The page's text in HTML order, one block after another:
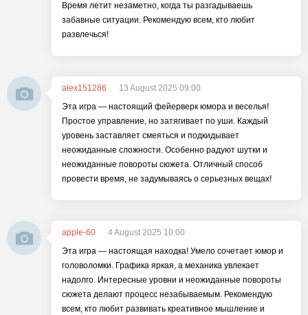
Время летит незаметно, когда ты разгадываешь
забавные ситуации. Рекомендую всем, кто любит
развлечься!
alex151286
13 August 2025 09:00
Эта игра — настоящий фейерверк юмора и веселья!
Простое управление, но затягивает по уши. Каждый
уровень заставляет смеяться и подкидывает
неожиданные сложности. Особенно радуют шутки и
неожиданные повороты сюжета. Отличный способ
провести время, не задумываясь о серьезных вещах!
apple-60
4 August 2025 10:00
Эта игра — настоящая находка! Умело сочетает юмор и
головоломки. Графика яркая, а механика увлекает
надолго. Интересные уровни и неожиданные повороты
сюжета делают процесс незабываемым. Рекомендую
всем, кто любит развивать креативное мышление и